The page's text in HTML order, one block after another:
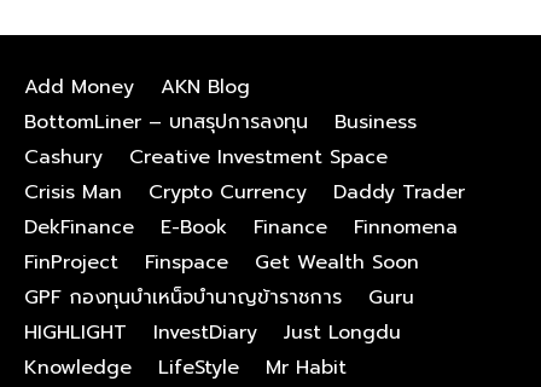
Add Money
AKN Blog
BottomLiner – บทสรุปการลงทุน
Business
Cashury
Creative Investment Space
Crisis Man
Crypto Currency
Daddy Trader
DekFinance
E-Book Finance
Finnomena
FinProject
Finspace
Get Wealth Soon
GPF กองทุนบําเหน็จบํานาญข้าราชการ
Guru
HIGHLIGHT
InvestDiary
Just Longdu
Knowledge
LifeStyle
Mr Habit